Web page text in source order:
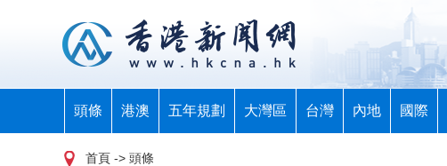
頭條 港澳 五年規劃 大灣區 台灣 內地 國際
首頁 -> 頭條